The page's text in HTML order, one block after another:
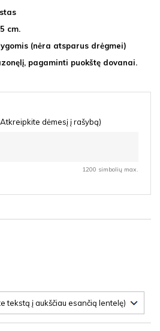
cm.
(nėra atsparus drėgmei)
pagaminti puokštę dovanai.
dėmesį į rašybą)
1200 simbolių max.